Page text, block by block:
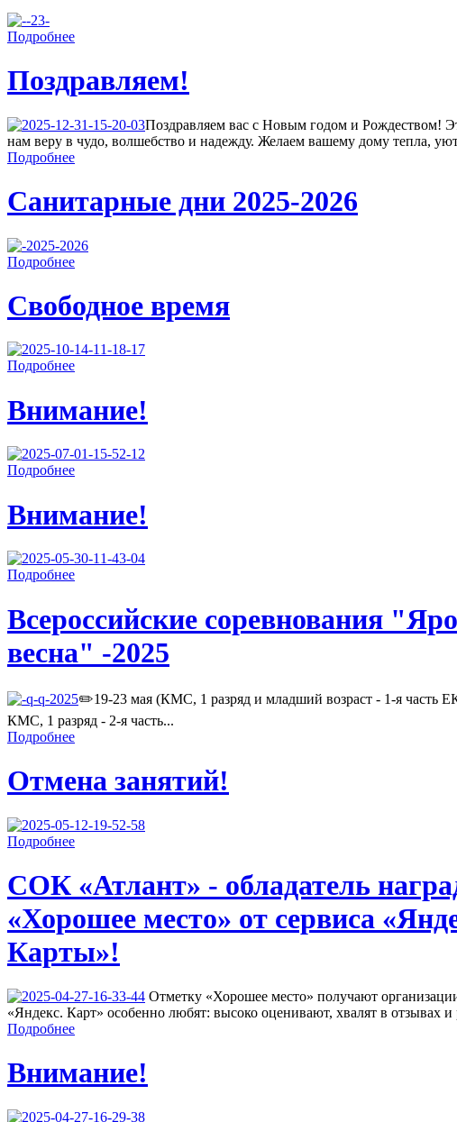
Подробнее
Поздравляем!
Поздравляем вас с Новым годом и Рождеством!
нам веру в чудо, волшебство и надежду. Желаем вашему дому тепла,
Подробнее
Санитарные дни 2025-2026
Подробнее
Свободное время
Подробнее
Внимание!
Подробнее
Внимание!
Подробнее
Всероссийские соревнования
весна" -2025
✏️19-23 мая (КМС, 1 разряд и младший возраст - 1-я
КМС, 1 разряд - 2-я часть...
Подробнее
Отмена занятий!
Подробнее
СОК «Атлант» - обладатель
«Хорошее место» от сервиса
Карты»!
Отметку «Хорошее место» получают
«Яндекс. Карт» особенно любят: высоко оценивают, хвалят в отзывах
Подробнее
Внимание!